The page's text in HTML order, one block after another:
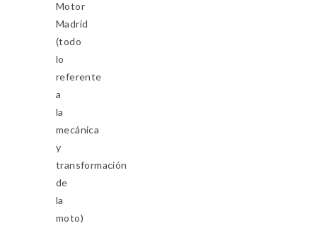
Motor
Madrid
(todo
lo
referente
a
la
mecánica
y
transformación
de
la
moto)